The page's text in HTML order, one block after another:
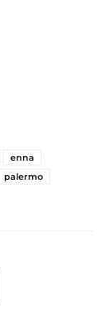
enna
palermo